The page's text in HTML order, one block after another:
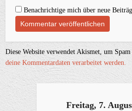
Benachrichtige mich über neue
Diese Website verwendet Akismet, um
deine Kommentardaten verarbeitet werden.
Freitag, 7.